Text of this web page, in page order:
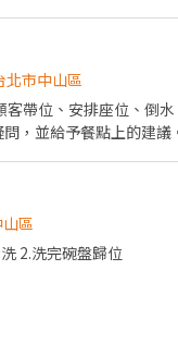
國民美食-牛丼/咖哩，
態度、平實親民的誠懇
單獨一人、與家人一起、
】 《內場》:餐點製
《外場》:接待服務顧客
國民美食-牛丼/咖哩，
態度、平實親民的誠懇
北市中山區
客帶位、安排座位、倒
，並給予餐點上的建議
餐飲內場： ．擔任廚
其他餐廳相關事務。 ．
工作環境、設備和餐具
區
2.洗完碗盤歸位